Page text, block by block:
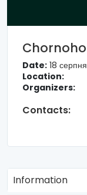
Date: 18
Location:
Organizers:
Contacts:
Information